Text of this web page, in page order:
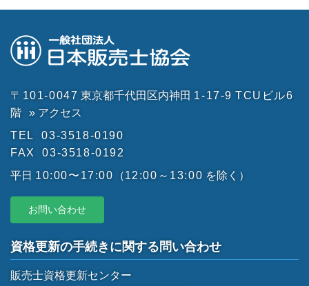
〒101-0047 東京都千代田区内神田 1-17-9 TCUビル6
階
» アクセス
TEL
03-3518-0190
FAX
03-3518-0192
平日 10:00〜17:00 （12:00～13:00 を除く）
お問い合わせ
資格更新の手続きに関する問い合わせ
販売士資格更新センター